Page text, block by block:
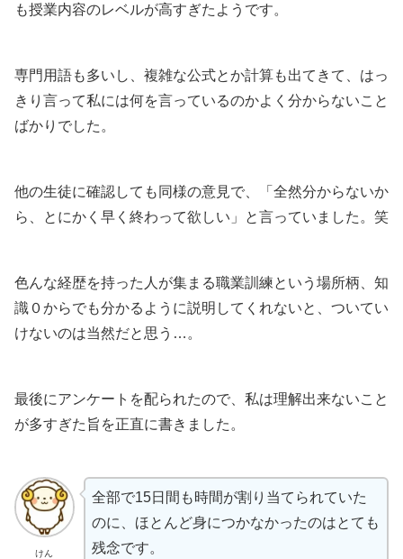
も授業内容のレベルが高すぎたようです。
専門用語も多いし、複雑な公式とか計算も出てきて、はっ
きり言って私には何を言っているのかよく分からないこと
ばかりでした。
他の生徒に確認しても同様の意見で、「全然分からないか
ら、とにかく早く終わって欲しい」と言っていました。笑
色んな経歴を持った人が集まる職業訓練という場所柄、知
識０からでも分かるように説明してくれないと、ついてい
けないのは当然だと思う…。
最後にアンケートを配られたので、私は理解出来ないこと
が多すぎた旨を正直に書きました。
けん
全部で15日間も時間が割り当てられていた
のに、ほとんど身につかなかったのはとても
残念です。